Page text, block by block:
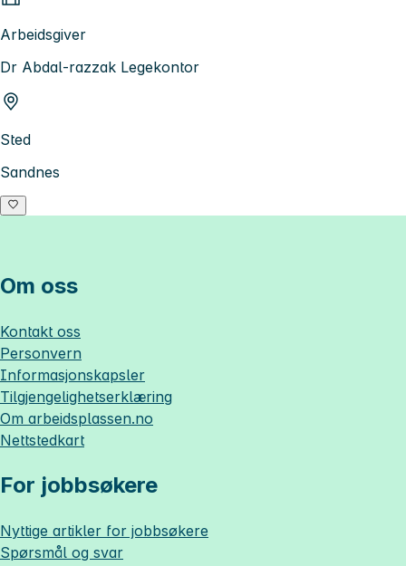
Arbeidsgiver
Dr Abdal-razzak Legekontor
Sted
Sandnes
Om oss
Kontakt oss
Personvern
Informasjonskapsler
Tilgjengelighetserklæring
Om arbeidsplassen.no
Nettstedkart
For jobbsøkere
Nyttige artikler for jobbsøkere
Spørsmål og svar